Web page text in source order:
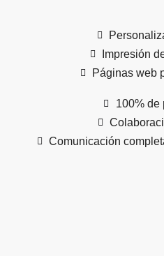
Impresión
Páginas web
100% de
Comunicación